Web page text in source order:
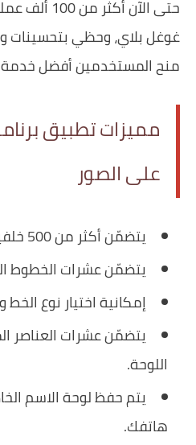
حتى الآن
غوغل بلاي، وحظي بتحسينات
منح المستخدمين أفضل خدمة
مميزات تطبيق
على الصور
يتضمّن أكثر من 500 خلفية دخان ملوّنة.
يتضمّن عشرات الخطوط
إمكانية اختيار نوع
يتضمّن عشرات العناصر
اللوحة.
يتم حفظ لوحة الاسم
هاتفك.